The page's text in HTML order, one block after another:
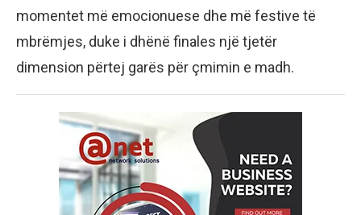
momentet më emocionuese dhe më festive të
mbrëmjes, duke i dhënë finales një tjetër
dimension përtej garës për çmimin e madh.